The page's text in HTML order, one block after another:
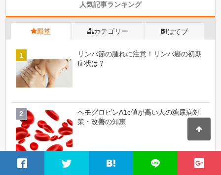
人気記事ランキング
殿堂 カテゴリー はてブ
リンパ節の腫れに注意！リンパ癌の初期
症状は？
ヘモグロビンA1c値が高い人の糖尿病対
策・改善の知恵
血圧がずっと高い！高血圧は病院の何科